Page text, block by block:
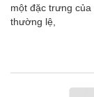
một đặc trưng
thường lệ,